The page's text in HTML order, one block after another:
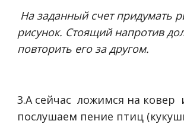
На заданный счет придумать
рисунок. Стоящий напротив
повторить его за другом.
3.А сейчас ложимся на ковер
послушаем пение птиц